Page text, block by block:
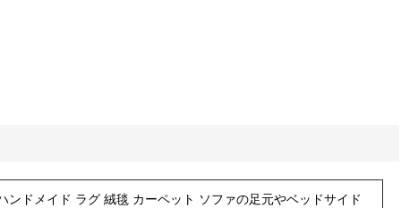
ドメイド ラグ 絨毯 カーペット ソファの足元やベッドサイド